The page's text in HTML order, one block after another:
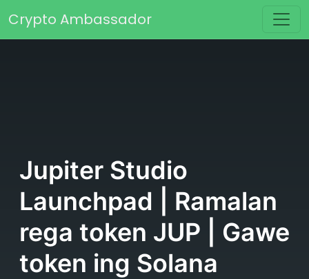
Main Navigation
Crypto Ambassador
Jupiter Studio
Launchpad | Ramalan
rega token JUP | Gawe
token ing Solana